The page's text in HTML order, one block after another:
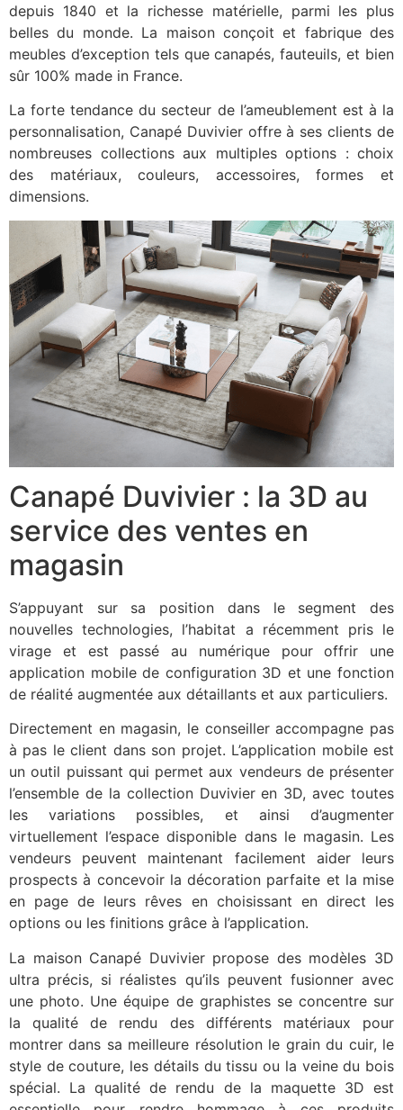
depuis 1840 et la richesse matérielle, parmi les plus
belles du monde. La maison conçoit et fabrique des
meubles d’exception tels que canapés, fauteuils, et bien
sûr 100% made in France.
La forte tendance du secteur de l’ameublement est à la
personnalisation, Canapé Duvivier offre à ses clients de
nombreuses collections aux multiples options : choix
des matériaux, couleurs, accessoires, formes et
dimensions.
Canapé Duvivier : la 3D au
service des ventes en
magasin
S’appuyant sur sa position dans le segment des
nouvelles technologies, l’habitat a récemment pris le
virage et est passé au numérique pour offrir une
application mobile de configuration 3D et une fonction
de réalité augmentée aux détaillants et aux particuliers.
Directement en magasin, le conseiller accompagne pas
à pas le client dans son projet. L’application mobile est
un outil puissant qui permet aux vendeurs de présenter
l’ensemble de la collection Duvivier en 3D, avec toutes
les variations possibles, et ainsi d’augmenter
virtuellement l’espace disponible dans le magasin. Les
vendeurs peuvent maintenant facilement aider leurs
prospects à concevoir la décoration parfaite et la mise
en page de leurs rêves en choisissant en direct les
options ou les finitions grâce à l’application.
La maison Canapé Duvivier propose des modèles 3D
ultra précis, si réalistes qu’ils peuvent fusionner avec
une photo. Une équipe de graphistes se concentre sur
la qualité de rendu des différents matériaux pour
montrer dans sa meilleure résolution le grain du cuir, le
style de couture, les détails du tissu ou la veine du bois
spécial. La qualité de rendu de la maquette 3D est